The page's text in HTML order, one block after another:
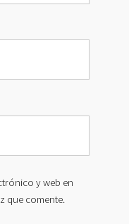
y web en
que comente.